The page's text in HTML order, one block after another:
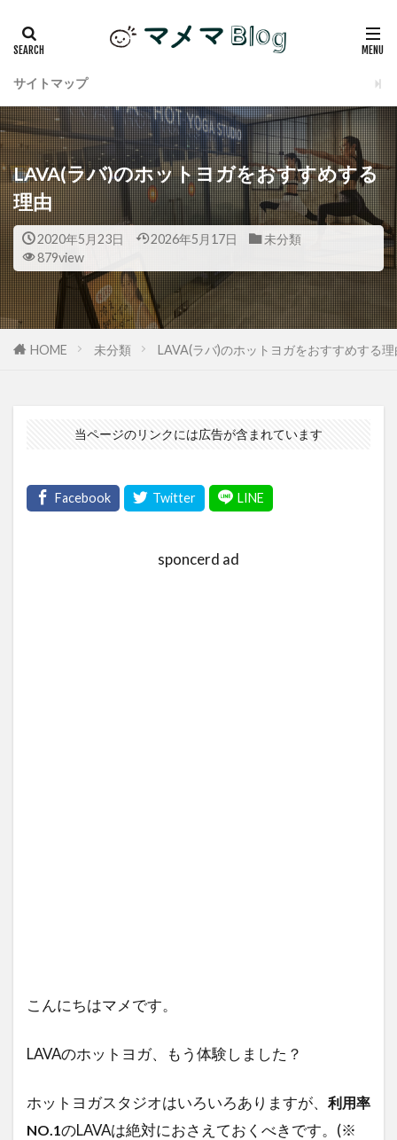
サイトマップ
LAVA(ラバ)のホットヨガをおすすめする
理由
2020年5月23日 2026年5月17日
未分類
879view
HOME 未分類 LAVA(ラバ)のホットヨガをおすすめする理
当ページのリンクには広告が含まれています
sponcerd ad
こんにちはマメです。
LAVAのホットヨガ、もう体験しました？
ホットヨガスタジオはいろいろありますが、 利用率
NO.1のLAVAは絶対におさえておくべきです。(※